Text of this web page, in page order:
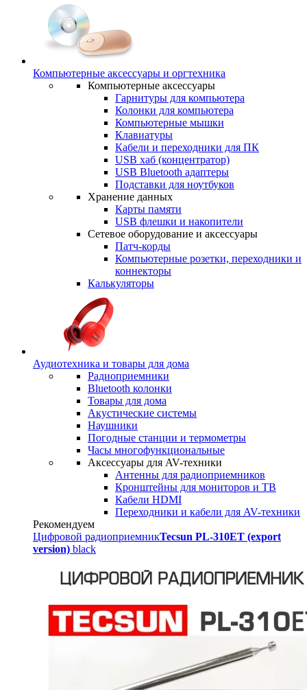
Компьютерные аксессуары и оргтехника
Компьютерные аксессуары
Гарнитуры для компьютера
Колонки для компьютера
Компьютерные мышки
Клавиатуры
Кабели и переходники для ПК
USB хаб (концентратор)
USB Bluetooth адаптеры
Подставки для ноутбуков
Хранение данных
Карты памяти
USB флешки и накопители
Сетевое оборудование и аксессуары
Патч-корды
Компьютерные розетки, переходники и
коннекторы
Калькуляторы
Аудиотехника и товары для дома
Радиоприемники
Bluetooth колонки
Товары для дома
Акустические системы
Наушники
Погодные станции и термометры
Часы многофункциональные
Аксессуары для AV-техники
Антенны для радиоприемников
Кронштейны для мониторов и ТВ
Кабели HDMI
Переходники и кабели для AV-техники
Рекомендуем
Цифровой радиоприемникTecsun PL-310ET (export
version) black